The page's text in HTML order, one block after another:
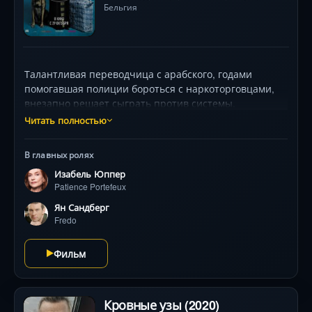
Бельгия
Талантливая переводчица с арабского, годами
помогавшая полиции бороться с наркоторговцами,
внезапно решает сыграть против системы.
Используя секреты преступного мира, она создаёт
авантюра бросит вызов всему Парижу. Драма с
чёрным юмором от режиссёра «Арсена Люпена» .
Читать полностью
В главных ролях
Изабель Юппер
Patience Portefeux
Ян Сандберг
Fredo
Фильм
Кровные узы (2020)